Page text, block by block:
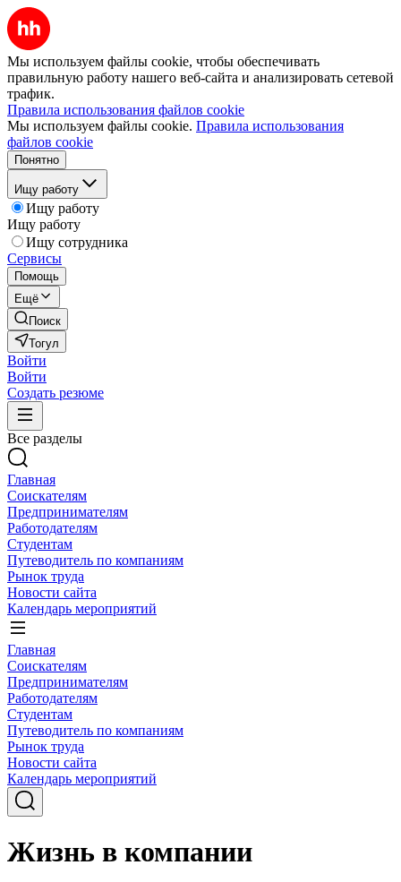
Мы используем файлы cookie, чтобы обеспечивать
правильную работу нашего веб-сайта и анализировать сетевой
трафик.
Правила использования файлов cookie
Мы используем файлы cookie. Правила использования
файлов cookie
Понятно
Ищу работу
Ищу работу
Ищу работу
Ищу сотрудника
Сервисы
Помощь
Ещё
Поиск
Тогул
Войти
Войти
Создать резюме
Все разделы
Главная
Соискателям
Предпринимателям
Работодателям
Студентам
Путеводитель по компаниям
Рынок труда
Новости сайта
Календарь мероприятий
Главная
Соискателям
Предпринимателям
Работодателям
Студентам
Путеводитель по компаниям
Рынок труда
Новости сайта
Календарь мероприятий
Жизнь в компании